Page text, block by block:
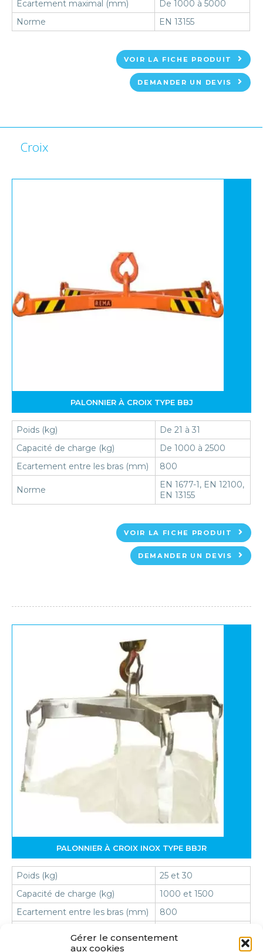
Gérer le consentement
aux cookies
Ecartement maximal (mm)
De 1000 à 5000
Norme
EN 13155
VOIR LA FICHE PRODUIT
DEMANDER UN DEVIS
Croix
PALONNIER À CROIX TYPE BBJ
Poids (kg)
De 21 à 31
Capacité de charge (kg)
De 1000 à 2500
Ecartement entre les bras (mm)
800
Norme
EN 1677-1, EN 12100,
EN 13155
VOIR LA FICHE PRODUIT
DEMANDER UN DEVIS
PALONNIER À CROIX INOX TYPE BBJR
Poids (kg)
25 et 30
Capacité de charge (kg)
1000 et 1500
Ecartement entre les bras (mm)
800
EN 13155